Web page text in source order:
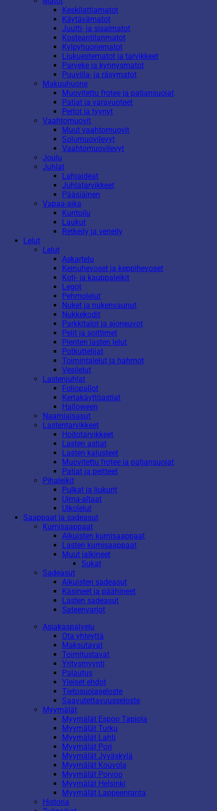
Keskilattiamatot
Käytävämatot
Juutti- ja sisalmatot
Kosteantilanmatot
Kylpyhuonematot
Liukuestematot ja tarvikkeet
Parveke ja kynnysmatot
Puuvilla- ja räsymatot
Makuuhuone
Muovitettu frotee ja patjansuojat
Patjat ja varavuoteet
Peitot ja tyynyt
Vaahtomuovit
Muut vaahtomuovit
Solumuovilevyt
Vaahtomuovilevyt
Joulu
Juhlat
Lahjaideat
Juhlatarvikkeet
Pääsiäinen
Vapaa-aika
Kuntoilu
Laukut
Retkeily ja veneily
Lelut
Lelut
Askartelu
Keinuhevoset ja keppihevoset
Koti- ja kauppaleikit
Legot
Pehmolelut
Nuket ja nukenvaunut
Nukkekodit
Parkkitalot ja ajoneuvot
Pelit ja soittimet
Pienten lasten lelut
Potkuttelijat
Toimintalelut ja hahmot
Vesilelut
Lastenjuhlat
Foliopallot
Kertakäyttöastiat
Halloween
Naamiaisasut
Lastentarvikkeet
Hoitotarvikkeet
Lasten astiat
Lasten kalusteet
Muovitettu frotee ja patjansuojat
Patjat ja peitteet
Pihaleikit
Pulkat ja liukurit
Uima-altaat
Ulkolelut
Saappaat ja sadeasut
Kumisaappaat
Aikuisten kumisaappaat
Lasten kumisaappaat
Muut jalkineet
Sukat
Sadeasut
Aikuisten sadeasut
Käsineet ja päähineet
Lasten sadeasut
Sateenvarjot
Asiakaspalvelu
Ota yhteyttä
Maksutavat
Toimitustavat
Yritysmyynti
Palautus
Yleiset ehdot
Tietosuojaseloste
Saavutettavuusseloste
Myymälät
Myymälät Espoo Tapiola
Myymälät Turku
Myymälät Lahti
Myymälät Pori
Myymälät Jyväskylä
Myymälät Kouvola
Myymälät Porvoo
Myymälät Helsinki
Myymälät Lappeenranta
Historia